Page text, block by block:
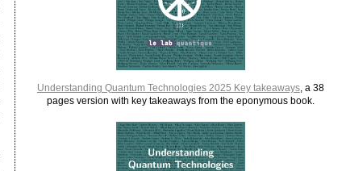
Understanding Quantum Technologies 2025 Key takeaways, a 38
pages version with key takeaways from the eponymous book.